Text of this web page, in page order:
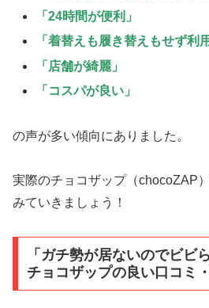
「24時間が便利」
「着替えも履き替えもせず利
「店舗が綺麗」
「コスパが良い」
の声が多い傾向にありました。
実際のチョコザップ（chocoZAP
みていきましょう！
「ガチ勢が居ないのでビビ
チョコザップの良い口コミ